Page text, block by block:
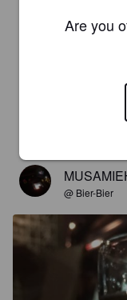
@ Bier-Bier
Are you